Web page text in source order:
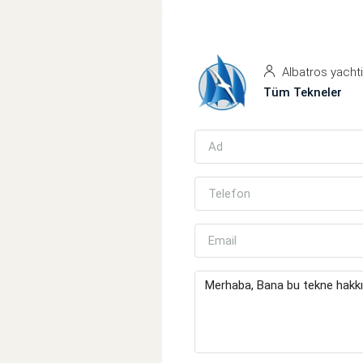
Albatros
Tüm Tekneler